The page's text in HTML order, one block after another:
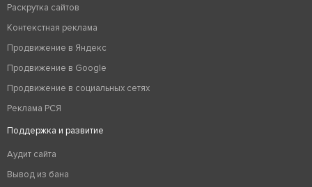
Раскрутка сайтов
Контекстная реклама
Продвижение в Яндекс
Продвижение в Google
Продвижение в социальных сетях
Реклама РСЯ
Поддержка и развитие
Аудит сайта
Вывод из бана